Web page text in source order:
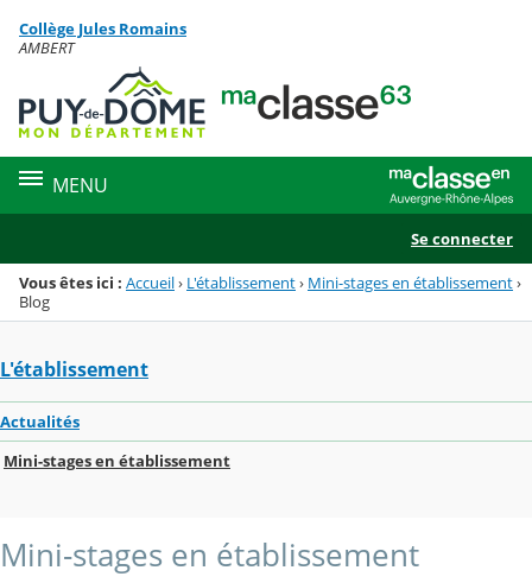
Menu de la rubrique
Contenu
Collège Jules Romains
AMBERT
MENU
Se connecter
Vous êtes ici : Accueil› L'établissement› Mini-stages en établissement›
Blog
L'établissement
Actualités
Mini-stages en établissement
Mini-stages en établissement